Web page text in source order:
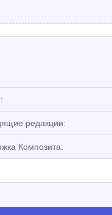
редакции:
Композита: